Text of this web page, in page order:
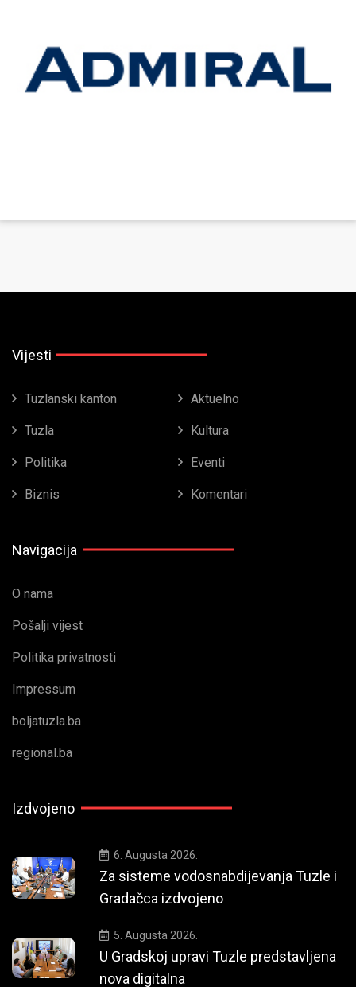
Vijesti
Tuzlanski kanton Aktuelno
Tuzla Kultura
Politika Eventi
Biznis Komentari
Navigacija
O nama
Pošalji vijest
Politika privatnosti
Impressum
boljatuzla.ba
regional.ba
Izdvojeno
6. Augusta 2026.
Za sisteme vodosnabdijevanja Tuzle i
Gradačca izdvojeno
5. Augusta 2026.
U Gradskoj upravi Tuzle predstavljena
nova digitalna